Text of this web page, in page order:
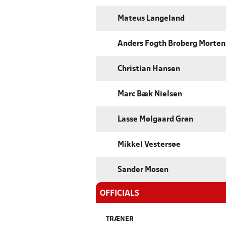
Mateus Langeland
Anders Fogth Broberg
Christian Hansen
Marc Bæk Nielsen
Lasse Mølgaard Grøn
Mikkel Vestersøe
Sander Mosen
OFFICIALS
TRÆNER